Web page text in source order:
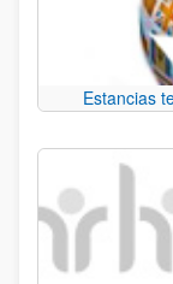
Estancias